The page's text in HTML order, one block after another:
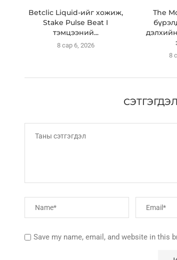
Betclic Liquid-ийг хожиж,
Stake Pulse Beat I
тэмцээний...
8 сар 6, 2026
The
8
Save my name, email, and website in this